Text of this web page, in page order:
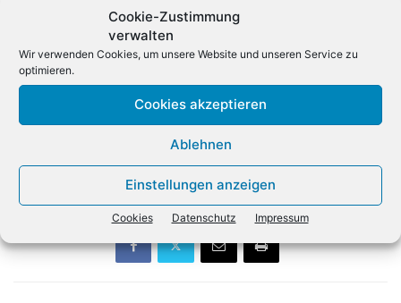
Cookie-Zustimmung
verwalten
Wir verwenden Cookies, um unsere Website und unseren Service zu
optimieren.
Cookies akzeptieren
Ablehnen
Einstellungen anzeigen
Cookies Datenschutz Impressum
Akquisition nicht gut an: Die HCL-Aktie gab 7,7 Prozent
nach und fiel auf den niedrigsten Stand seit fünf Monaten.
IBM hatte zuletzt für 34 Milliarden Dollar den Linux-
Anbieter Red Hat übernommen. Das US-Nachrichtenportal
crn zitiert den HCL-Manager Darren Oberst, der
versichert, dass es für die Business-Partner von IBM
keine großen Veränderungen geben würde, wenn dieses
Software-Portfolio künftig zu HCL gehören würde.